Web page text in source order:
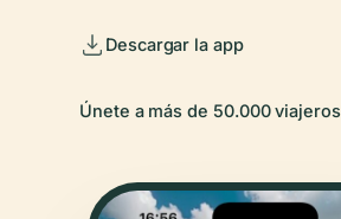
Descargar la app
Únete a más de 50.000 viajeros